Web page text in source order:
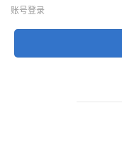
账号登录